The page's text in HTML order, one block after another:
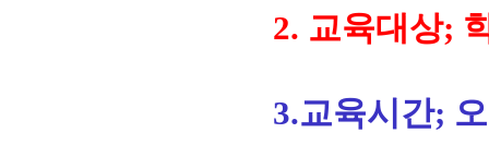
2. 교육대상;
3.교육시간;